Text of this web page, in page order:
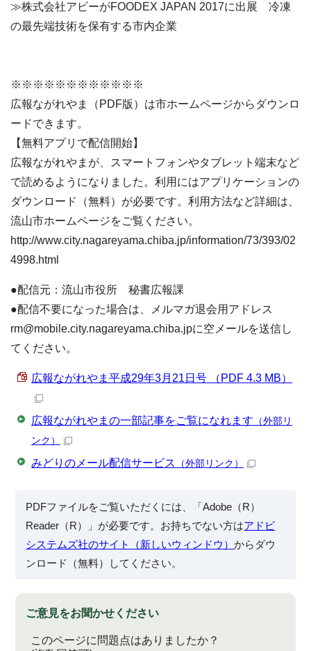
≫株式会社アビーがFOODEX JAPAN 2017に出展 冷凍
の最先端技術を保有する市内企業
※※※※※※※※※※※※
広報ながれやま（PDF版）は市ホームページからダウンロ
ードできます。
【無料アプリで配信開始】
広報ながれやまが、スマートフォンやタブレット端末など
で読めるようになりました。利用にはアプリケーションの
ダウンロード（無料）が必要です。利用方法など詳細は、
流山市ホームページをご覧ください。
http://www.city.nagareyama.chiba.jp/information/73/393/02
4998.html
●配信元：流山市役所 秘書広報課
●配信不要になった場合は、メルマガ退会用アドレス
rm@mobile.city.nagareyama.chiba.jpに空メールを送信し
てください。
広報ながれやま平成29年3月21日号 （PDF 4.3 MB）
広報ながれやまの一部記事をご覧になれます （外部リ
ンク）
みどりのメール配信サービス （外部リンク）
PDFファイルをご覧いただくには、「Adobe（R）
Reader（R）」が必要です。お持ちでない方はアドビ
システムズ社のサイト（新しいウィンドウ）からダウ
ンロード（無料）してください。
ご意見をお聞かせください
このページに問題点はありましたか？